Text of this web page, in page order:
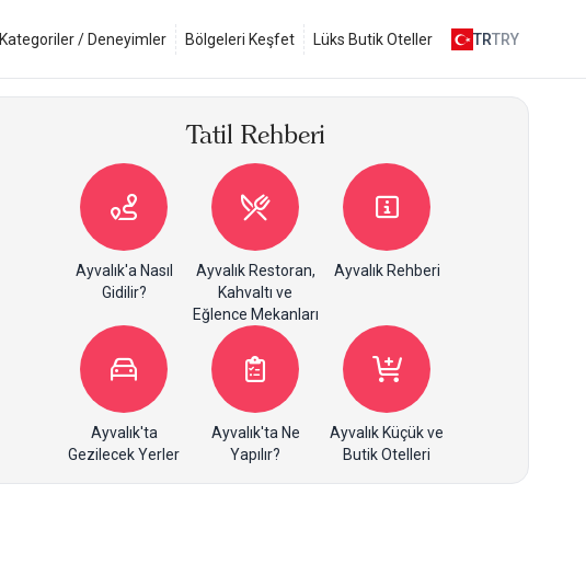
Kategoriler / Deneyimler Bölgeleri Keşfet Lüks Butik Oteller TRTRY
Tatil Rehberi
Ayvalık'a Nasıl
Gidilir?
Ayvalık Restoran,
Kahvaltı ve
Eğlence Mekanları
Ayvalık Rehberi
Ayvalık'ta
Gezilecek Yerler
Ayvalık'ta Ne
Yapılır?
Ayvalık Küçük ve
Butik Otelleri